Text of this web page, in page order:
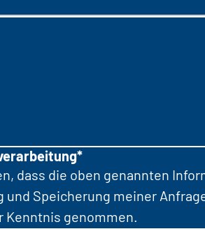
dass die oben genannten
und Speicherung meiner
Kenntnis genommen.